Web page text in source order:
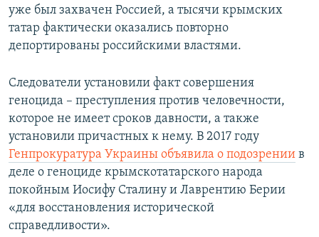
уже был захвачен Россией, а тысячи крымских
татар фактически оказались повторно
депортированы российскими властями.
Следователи установили факт совершения
геноцида – преступления против человечности,
которое не имеет сроков давности, а также
установили причастных к нему. В 2017 году
Генпрокуратура Украины объявила о подозрении в
деле о геноциде крымскотатарского народа
покойным Иосифу Сталину и Лаврентию Берии
«для восстановления исторической
справедливости».